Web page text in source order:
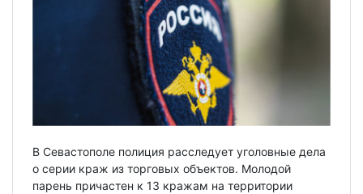
В Севастополе полиция расследует уголовные дела
о серии краж из торговых объектов. Молодой
парень причастен к 13 кражам на территории